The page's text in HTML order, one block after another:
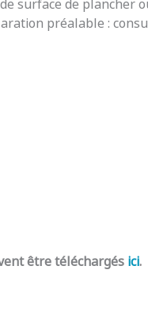
surface de plancher
préalable :
être téléchargés ici.